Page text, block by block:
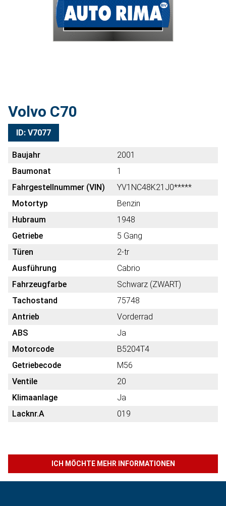
Volvo C70
ID: V7077
Baujahr
2001
Baumonat
1
Fahrgestellnummer (VIN)
YV1NC48K21J0*****
Motortyp
Benzin
Hubraum
1948
Getriebe
5 Gang
Türen
2-tr
Ausführung
Cabrio
Fahrzeugfarbe
Schwarz (ZWART)
Tachostand
75748
Antrieb
Vorderrad
ABS
Ja
Motorcode
B5204T4
Getriebecode
M56
Ventile
20
Klimaanlage
Ja
Lacknr.A
019
ICH MÖCHTE MEHR INFORMATIONEN